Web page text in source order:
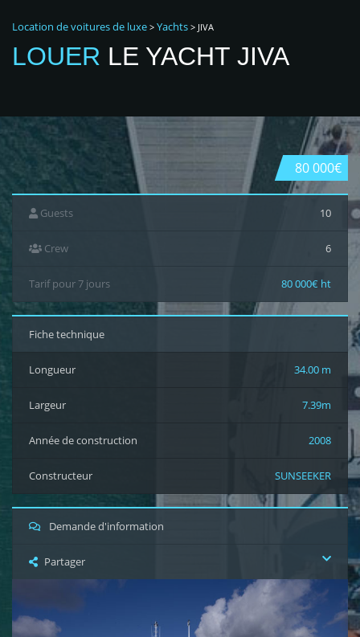
Location de voitures de luxe > Yachts > JIVA
LOUER LE YACHT JIVA
80 000€
Guests 10
Crew 6
Tarif pour 7 jours 80 000€ ht
Fiche technique
Longueur 34.00 m
Largeur 7.39m
Année de construction 2008
Constructeur SUNSEEKER
Demande d'information
Partager